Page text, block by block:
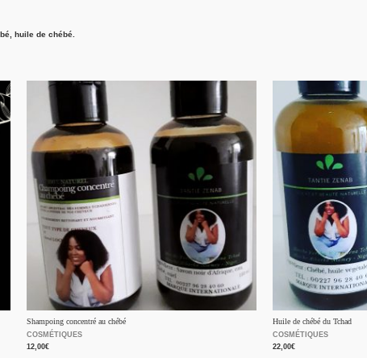
huile de chébé.
Shampoing concentré au chébé
COSMÉTIQUES
12,00€
Huile de chébé du Tchad
COSMÉTIQUES
22,00€